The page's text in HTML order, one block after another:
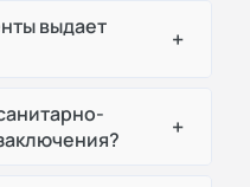
выдает
+
+